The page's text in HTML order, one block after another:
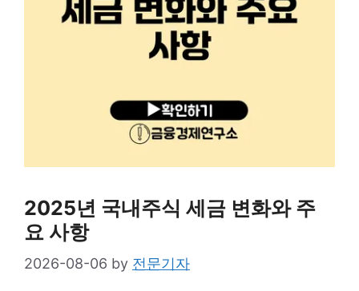
2025년 국내주식 세금 변화와 주
요 사항
2026-08-06 by 전문기자